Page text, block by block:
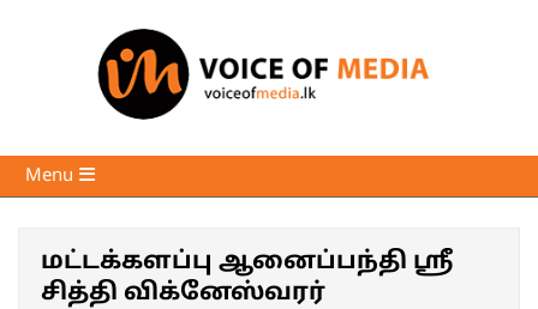
Voice
of
Primary
Navigation
Menu
மட்டக்களப்பு ஆனைப்பந்தி ஸ்ரீ
சித்தி விக்னேஸ்வரர்